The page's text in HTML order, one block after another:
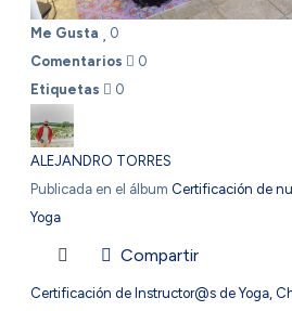
Me Gusta
0
Comentarios
0
Etiquetas
0
ALEJANDRO TORRES
Publicada en el álbum Certificación de
Yoga
Compartir
Certificación de Instructor@s de Yoga,